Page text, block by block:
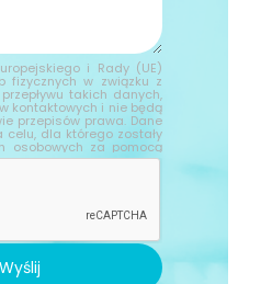
i Rady (UE)
fizycznych w związku z
takich danych,
kontaktowych i nie będą
przepisów prawa. Dane
celu, dla którego zostały
osobowych za pomocą
ADRES TWOJEJ FIRMY.
takich jak: imię,
dostępu do swoich
przetwarzania, a także
do Prezesa Urzędu
Wyślij